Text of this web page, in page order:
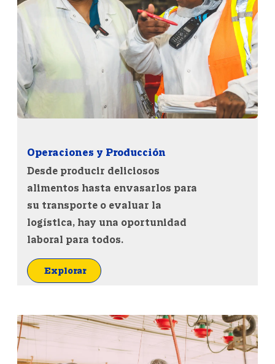
Operaciones y Producción
Desde producir deliciosos
alimentos hasta envasarlos para
su transporte o evaluar la
logística, hay una oportunidad
laboral para todos.
Explorar